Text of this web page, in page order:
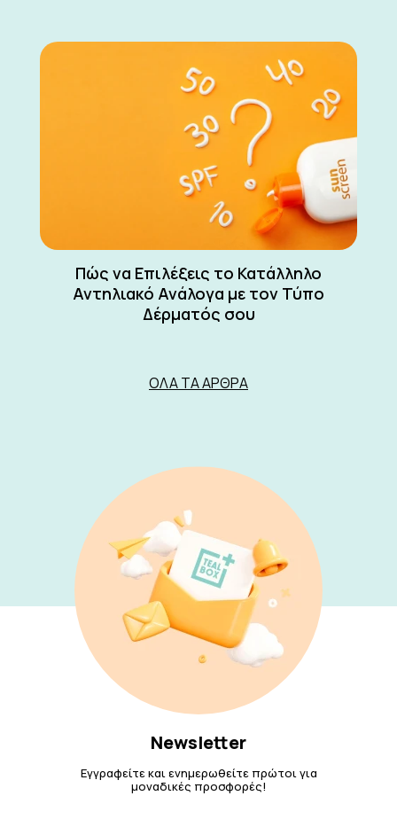
Πώς να Επιλέξεις το Κατάλληλο
Αντηλιακό Ανάλογα με τον Τύπο
Δέρματός σου
ΌΛΑ ΤΑ ΆΡΘΡΑ
Newsletter
Εγγραφείτε και ενημερωθείτε πρώτοι για
μοναδικές προσφορές!